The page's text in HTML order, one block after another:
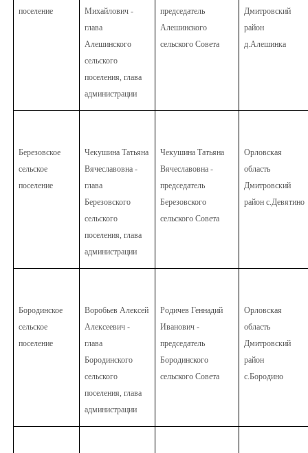
поселение
Михайлович -
глава
Алешинского
сельского
поселения, глава
администрации
председатель
Алешинского
сельского Совета
Дмитровский
район
д.Алешинка
Березовское
сельское
поселение
Чекушина Татьяна
Вячеславовна -
глава
Березовского
сельского
поселения, глава
администрации
Чекушина Татьяна
Вячеславовна -
председатель
Березовского
сельского Совета
Орловская
область
Дмитровский
район с.Девятино
Бородинское
сельское
поселение
Воробьев Алексей
Алексеевич -
глава
Бородинского
сельского
поселения, глава
администрации
Родичев Геннадий
Иванович -
председатель
Бородинского
сельского Совета
Орловская
область
Дмитровский
район
с.Бородино